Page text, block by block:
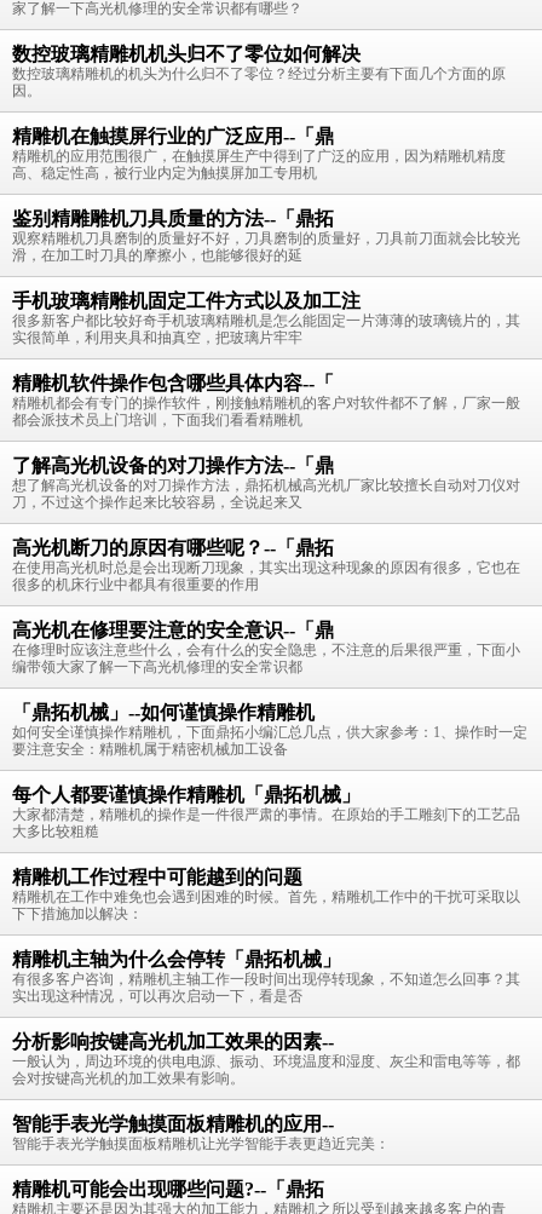
家了解一下高光机修理的安全常识都有哪些？
数控玻璃精雕机机头归不了零位如何解决
数控玻璃精雕机的机头为什么归不了零位？经过分析主要有下面几个方面的原
因。
精雕机在触摸屏行业的广泛应用--「鼎
精雕机的应用范围很广，在触摸屏生产中得到了广泛的应用，因为精雕机精度
高、稳定性高，被行业内定为触摸屏加工专用机
鉴别精雕雕机刀具质量的方法--「鼎拓
观察精雕机刀具磨制的质量好不好，刀具磨制的质量好，刀具前刀面就会比较光
滑，在加工时刀具的摩擦小，也能够很好的延
手机玻璃精雕机固定工件方式以及加工注
很多新客户都比较好奇手机玻璃精雕机是怎么能固定一片薄薄的玻璃镜片的，其
实很简单，利用夹具和抽真空，把玻璃片牢牢
精雕机软件操作包含哪些具体内容--「
精雕机都会有专门的操作软件，刚接触精雕机的客户对软件都不了解，厂家一般
都会派技术员上门培训，下面我们看看精雕机
了解高光机设备的对刀操作方法--「鼎
想了解高光机设备的对刀操作方法，鼎拓机械高光机厂家比较擅长自动对刀仪对
刀，不过这个操作起来比较容易，全说起来又
高光机断刀的原因有哪些呢？--「鼎拓
在使用高光机时总是会出现断刀现象，其实出现这种现象的原因有很多，它也在
很多的机床行业中都具有很重要的作用
高光机在修理要注意的安全意识--「鼎
在修理时应该注意些什么，会有什么的安全隐患，不注意的后果很严重，下面小
编带领大家了解一下高光机修理的安全常识都
「鼎拓机械」--如何谨慎操作精雕机
如何安全谨慎操作精雕机，下面鼎拓小编汇总几点，供大家参考：1、操作时一定
要注意安全：精雕机属于精密机械加工设备
每个人都要谨慎操作精雕机「鼎拓机械」
大家都清楚，精雕机的操作是一件很严肃的事情。在原始的手工雕刻下的工艺品
大多比较粗糙
精雕机工作过程中可能越到的问题
精雕机在工作中难免也会遇到困难的时候。首先，精雕机工作中的干扰可采取以
下下措施加以解决：
精雕机主轴为什么会停转「鼎拓机械」
有很多客户咨询，精雕机主轴工作一段时间出现停转现象，不知道怎么回事？其
实出现这种情况，可以再次启动一下，看是否
分析影响按键高光机加工效果的因素--
一般认为，周边环境的供电电源、振动、环境温度和湿度、灰尘和雷电等等，都
会对按键高光机的加工效果有影响。
智能手表光学触摸面板精雕机的应用--
智能手表光学触摸面板精雕机让光学智能手表更趋近完美：
精雕机可能会出现哪些问题?--「鼎拓
精雕机主要还是因为其强大的加工能力，精雕机之所以受到越来越多客户的青